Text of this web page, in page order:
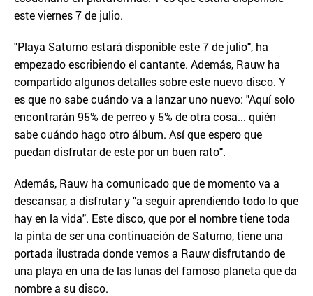
este viernes 7 de julio.
"Playa Saturno estará disponible este 7 de julio", ha
empezado escribiendo el cantante. Además, Rauw ha
compartido algunos detalles sobre este nuevo disco. Y
es que no sabe cuándo va a lanzar uno nuevo: "Aquí solo
encontrarán 95% de perreo y 5% de otra cosa... quién
sabe cuándo hago otro álbum. Así que espero que
puedan disfrutar de este por un buen rato".
Además, Rauw ha comunicado que de momento va a
descansar, a disfrutar y "a seguir aprendiendo todo lo que
hay en la vida". Este disco, que por el nombre tiene toda
la pinta de ser una continuación de Saturno, tiene una
portada ilustrada donde vemos a Rauw disfrutando de
una playa en una de las lunas del famoso planeta que da
nombre a su disco.